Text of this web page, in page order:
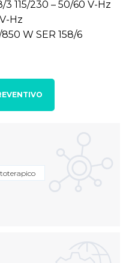
3 115/230 – 50/60 V-Hz
Hz
W SER 158/6